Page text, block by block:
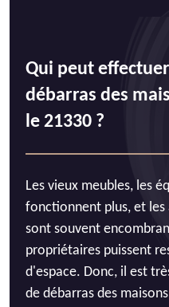
Qui peut
débarras des
le 21330 ?
Les vieux meubles, les
fonctionnent plus, et
sont souvent
propriétaires puissent
d'espace. Donc, il est
de débarras des